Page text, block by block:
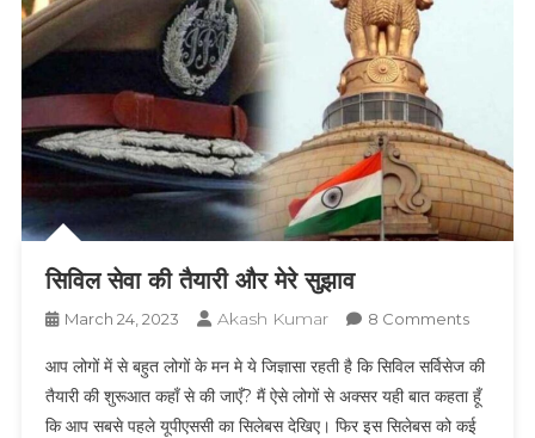
सिविल सेवा की तैयारी और मेरे सुझाव
March 24, 2023 Akash Kumar 8 CommentsOn
सेवा
की
तैयारी
आप लोगों में से बहुत लोगों के मन मे ये जिज्ञासा रहती है कि सिविल सर्विसेज की
तैयारी की शुरूआत कहाँ से की जाएँ? मैं ऐसे लोगों से अक्सर यही बात कहता हूँ
कि आप सबसे पहले यूपीएससी का सिलेबस देखिए। फिर इस सिलेबस को कई